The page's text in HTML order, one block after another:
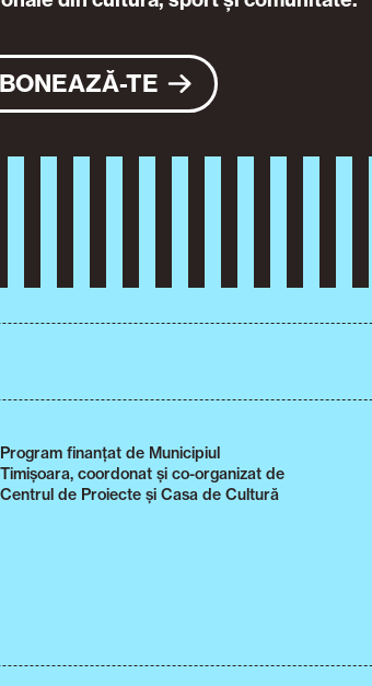
TE
Program finanțat de Municipiul
Timișoara, coordonat și co-organizat de
Centrul de Proiecte și Casa de Cultură